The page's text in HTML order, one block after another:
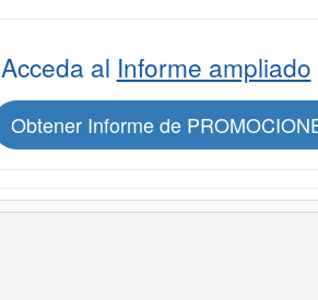
Acceda al Informe ampliado
Obtener Informe de